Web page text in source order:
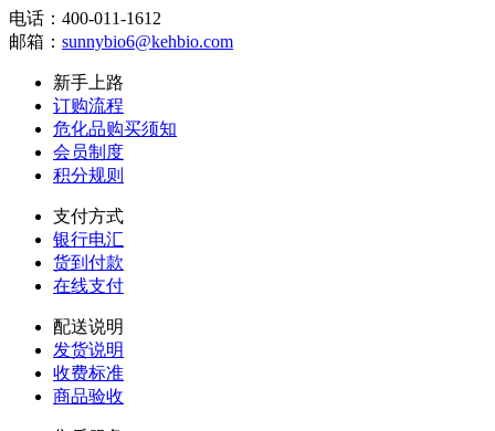
电话：400-011-1612
邮箱： sunnybio6@kehbio.com
新手上路
订购流程
危化品购买须知
会员制度
积分规则
支付方式
银行电汇
货到付款
在线支付
发货说明
收费标准
商品验收